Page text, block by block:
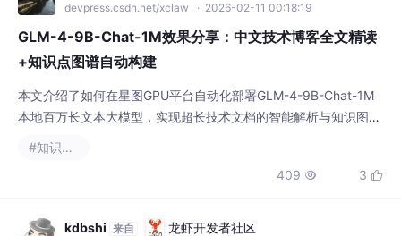
devpress.csdn.net/xclaw · 2026-02-11 00:18:19
GLM-4-9B-Chat-1M效果分享：中文技术博客全文精读
+知识点图谱自动构建
本文介绍了如何在星图GPU平台自动化部署GLM-4-9B-Chat-1M
本地百万长文本大模型，实现超长技术文档的智能解析与知识图谱
#知识图谱
409  3 
kdbshi 来自 龙虾开发者社区